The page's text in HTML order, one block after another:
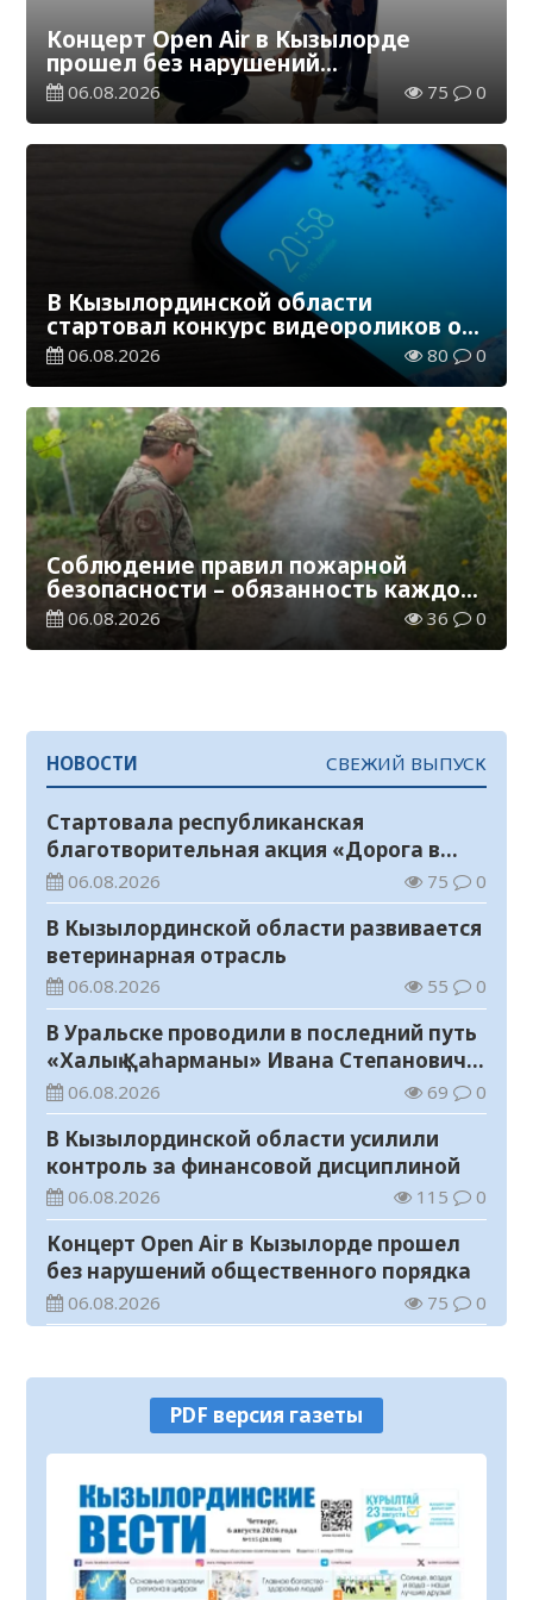
Концерт Open Air в Кызылорде
прошел без нарушений
общественного порядка
06.08.2026 75 0
В Кызылординской области
стартовал конкурс видеороликов о
семейных ценностях и Конституции
06.08.2026 80 0
Соблюдение правил пожарной
безопасности – обязанность каждого
гражданина
06.08.2026 36 0
НОВОСТИ СВЕЖИЙ ВЫПУСК
Стартовала республиканская
благотворительная акция «Дорога в
школу»
06.08.2026 75 0
В Кызылординской области развивается
ветеринарная отрасль
06.08.2026 55 0
В Уральске проводили в последний путь
«Халық Қаһарманы» Ивана Степановича
Гапича
06.08.2026 69 0
В Кызылординской области усилили
контроль за финансовой дисциплиной
06.08.2026 115 0
Концерт Open Air в Кызылорде прошел
без нарушений общественного порядка
06.08.2026 75 0
конкурс видеороликов о семейных
ценностях и Конституции
06.08.2026
Соблюдение правил пожарной
безопасности – обязанность каждого
гражданина
06.08.2026 36
Состоялось заседание республиканской
комиссии по присуждению
PDF версия газеты